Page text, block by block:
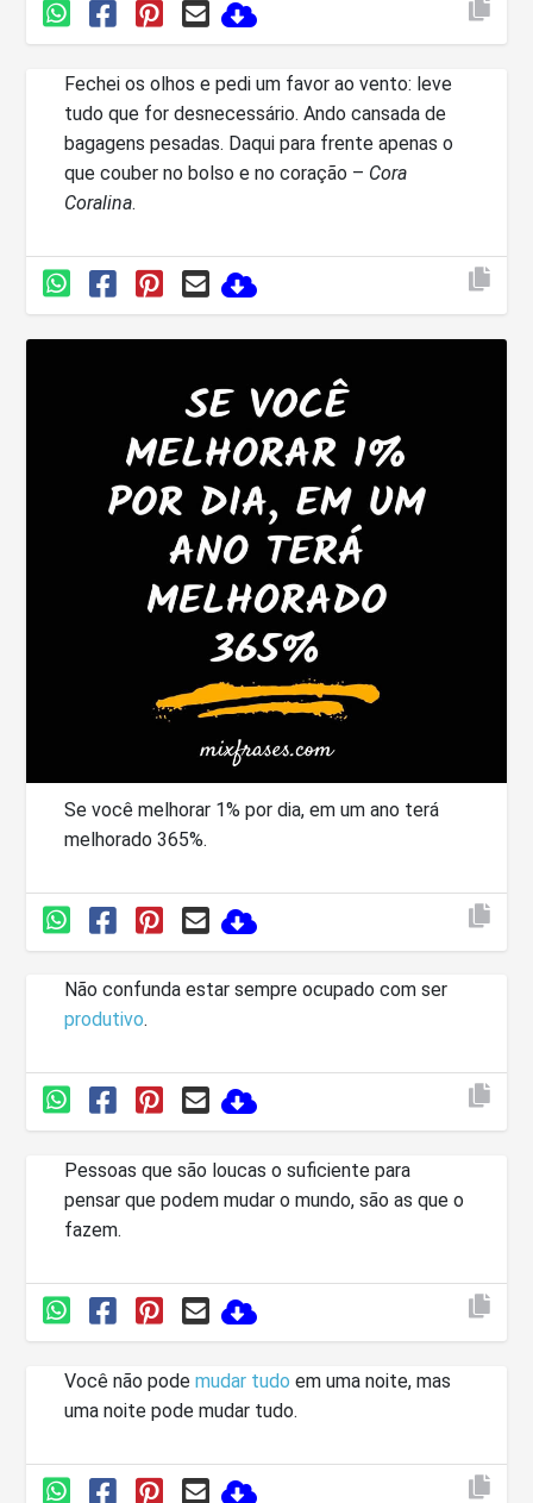
Fechei os olhos e pedi um favor ao vento: leve
tudo que for desnecessário. Ando cansada de
bagagens pesadas. Daqui para frente apenas o
que couber no bolso e no coração – Cora
Coralina.
Se você melhorar 1% por dia, em um ano terá
melhorado 365%.
Não confunda estar sempre ocupado com ser
produtivo.
Pessoas que são loucas o suficiente para
pensar que podem mudar o mundo, são as que o
fazem.
Você não podemudar tudo em uma noite, mas
uma noite pode mudar tudo.